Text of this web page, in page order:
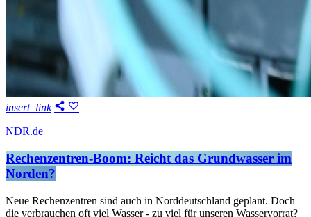
insert_link
NDR.de
Rechenzentren-Boom: Reicht das Grundwasser im
Norden?
Neue Rechenzentren sind auch in Norddeutschland geplant. Doch
die verbrauchen oft viel Wasser - zu viel für unseren Wasservorrat?